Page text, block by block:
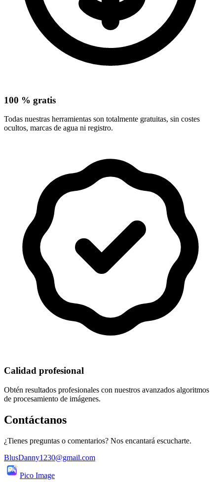
100 % gratis
Todas nuestras herramientas son totalmente gratuitas, sin costes
ocultos, marcas de agua ni registro.
Calidad profesional
Obtén resultados profesionales con nuestros avanzados algoritmos
de procesamiento de imágenes.
Contáctanos
¿Tienes preguntas o comentarios? Nos encantará escucharte.
BlusDanny1230@gmail.com
Pico Image